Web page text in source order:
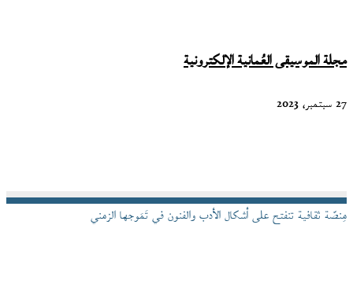
مجلة الموسيقى العُمانية الإلكترونية
27 سبتمبر، 2023
مِنصّة ثقافية تنفتح على أشكال الأدب والفنون في تَمَوجها الزمني